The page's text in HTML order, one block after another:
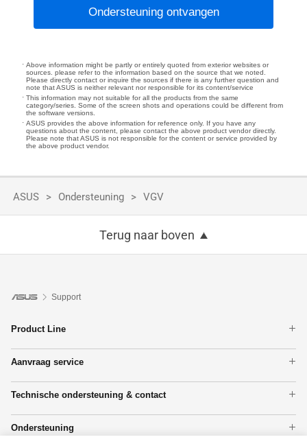
Ondersteuning ontvangen
Above information might be partly or entirely quoted from exterior websites or
sources. please refer to the information based on the source that we noted.
Please directly contact or inquire the sources if there is any further question and
note that ASUS is neither relevant nor responsible for its content/service
This information may not suitable for all the products from the same
category/series. Some of the screen shots and operations could be different from
the software versions.
ASUS provides the above information for reference only. If you have any
questions about the content, please contact the above product vendor directly.
Please note that ASUS is not responsible for the content or service provided by
the above product vendor.
ASUS Ondersteuning VGV
Terug naar boven
Support
Product Line
Moederbord
Laptops
Grafische Kaarten
Tower PCs
Monitoren
Aanvraag service
Reparatie status inzien
Technische ondersteuning & contact
Ondersteuning